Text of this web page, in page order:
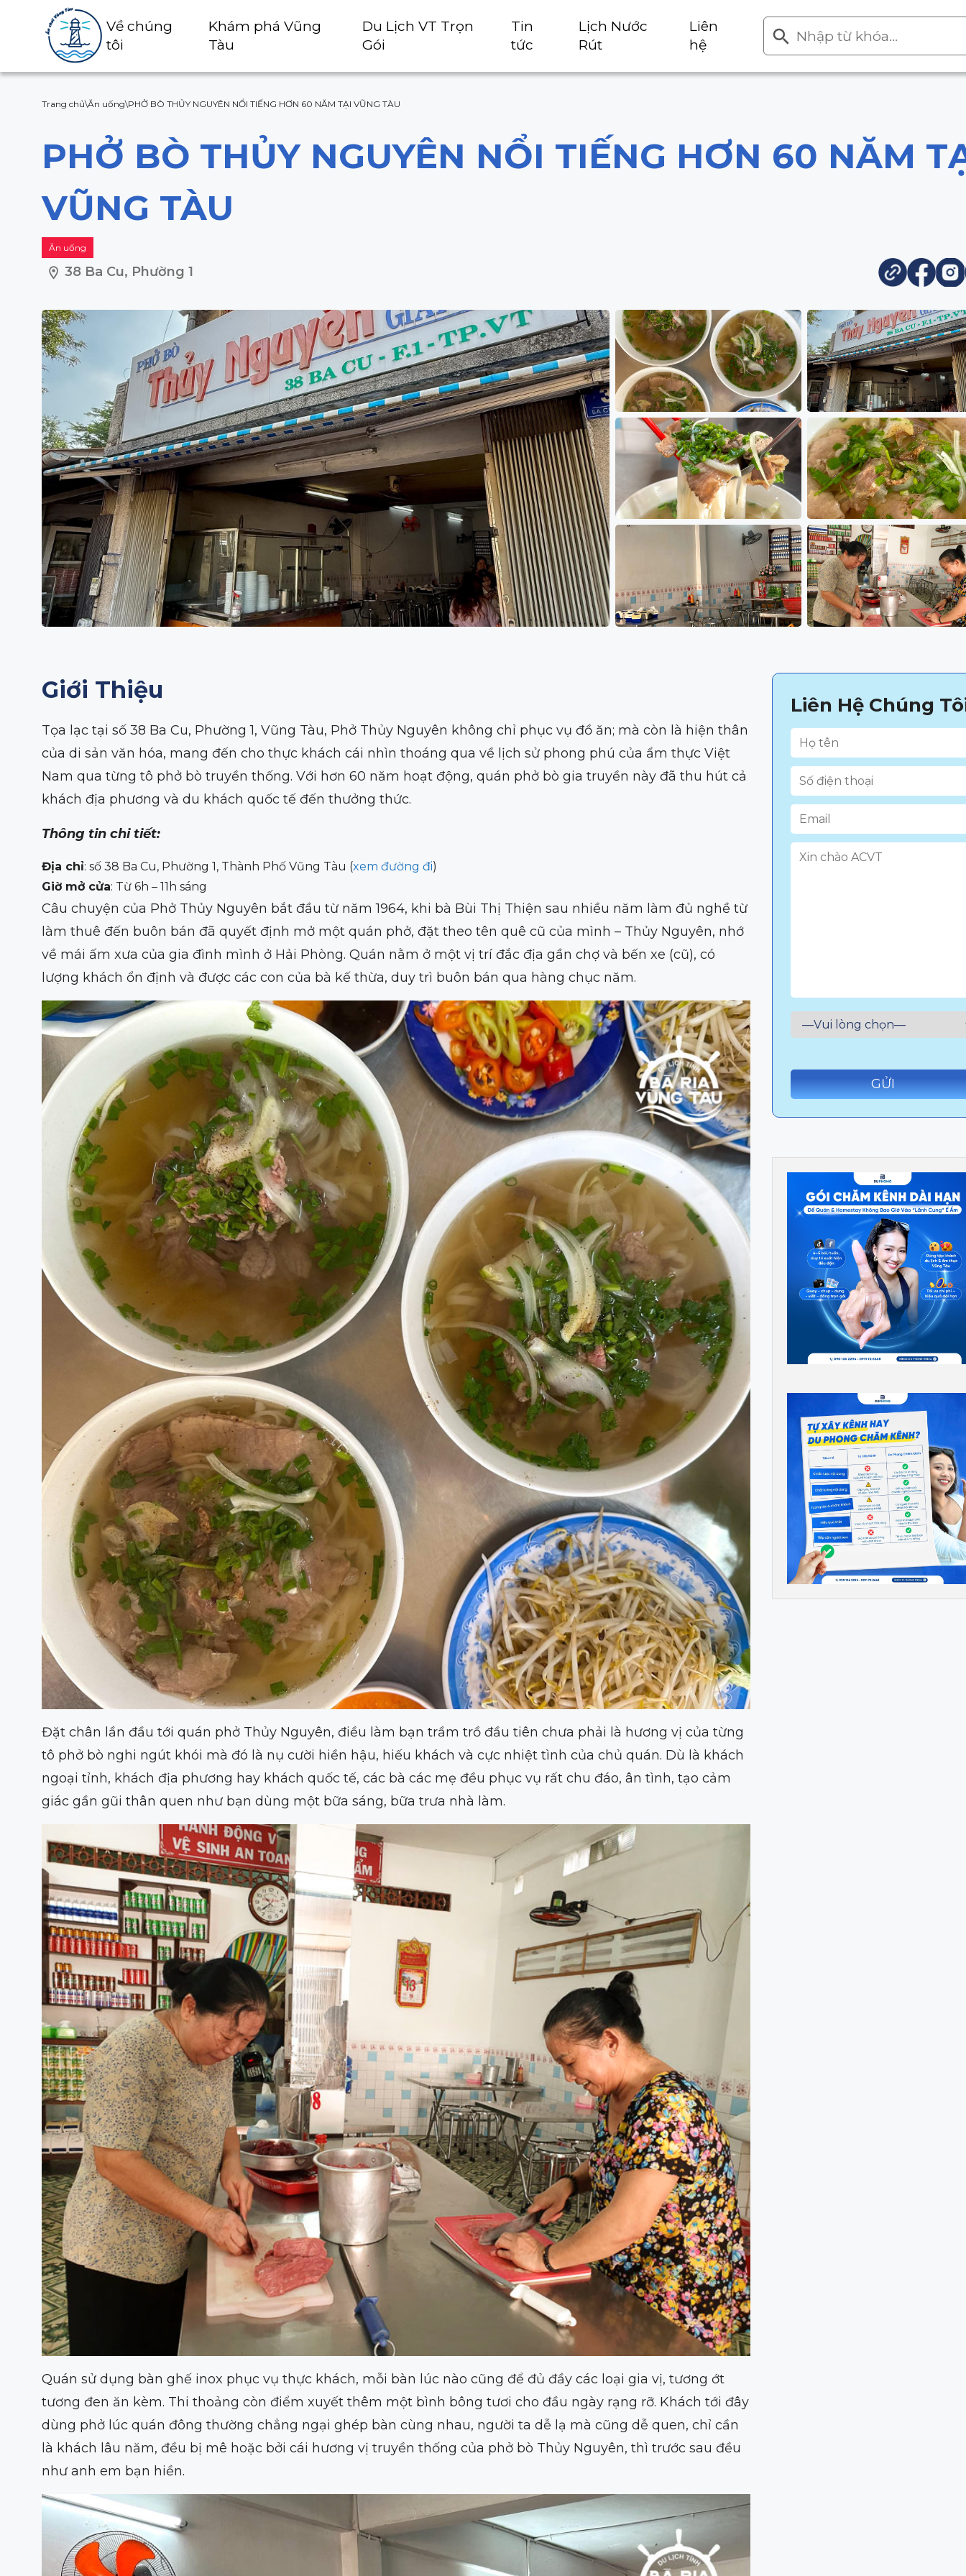
Về chúng
tôi
Khám phá Vũng
Tàu
Du Lịch VT Trọn
Gói
Tin
tức
Lịch Nước
Rút
Liên
hệ
Search
for:
Search Button
Trang chủ\Ăn uống\PHỞ BÒ THỦY NGUYÊN NỔI TIẾNG HƠN 60 NĂM TẠI VŨNG TÀU
PHỞ BÒ THỦY NGUYÊN NỔI TIẾNG HƠN 60 NĂM
VŨNG TÀU
Ăn uống
38 Ba Cu, Phường 1
Giới Thiệu
Tọa lạc tại số 38 Ba Cu, Phường 1, Vũng Tàu, Phở Thủy Nguyên không chỉ phục vụ đồ ăn; mà còn là hiện thân
của di sản văn hóa, mang đến cho thực khách cái nhìn thoáng qua về lịch sử phong phú của ẩm thực Việt
Nam qua từng tô phở bò truyền thống. Với hơn 60 năm hoạt động, quán phở bò gia truyền này đã thu hút cả
khách địa phương và du khách quốc tế đến thưởng thức.
Thông tin chi tiết:
Địa chỉ: số 38 Ba Cu, Phường 1, Thành Phố Vũng Tàu (xem đường đi)
Giờ mở cửa: Từ 6h – 11h sáng
Câu chuyện của Phở Thủy Nguyên bắt đầu từ năm 1964, khi bà Bùi Thị Thiện sau nhiều năm làm đủ nghề từ
làm thuê đến buôn bán đã quyết định mở một quán phở, đặt theo tên quê cũ của mình – Thủy Nguyên, nhớ
về mái ấm xưa của gia đình mình ở Hải Phòng. Quán nằm ở một vị trí đắc địa gần chợ và bến xe (cũ), có
lượng khách ổn định và được các con của bà kế thừa, duy trì buôn bán qua hàng chục năm.
Đặt chân lần đầu tới quán phở Thủy Nguyên, điều làm bạn trầm trồ đầu tiên chưa phải là hương vị của từng
tô phở bò nghi ngút khói mà đó là nụ cười hiền hậu, hiếu khách và cực nhiệt tình của chủ quán. Dù là khách
ngoại tỉnh, khách địa phương hay khách quốc tế, các bà các mẹ đều phục vụ rất chu đáo, ân tình, tạo cảm
giác gần gũi thân quen như bạn dùng một bữa sáng, bữa trưa nhà làm.
Quán sử dụng bàn ghế inox phục vụ thực khách, mỗi bàn lúc nào cũng để đủ đầy các loại gia vị, tương ớt
tương đen ăn kèm. Thi thoảng còn điểm xuyết thêm một bình bông tươi cho đầu ngày rạng rỡ. Khách tới đây
dùng phở lúc quán đông thường chẳng ngại ghép bàn cùng nhau, người ta dễ lạ mà cũng dễ quen, chỉ cần
là khách lâu năm, đều bị mê hoặc bởi cái hương vị truyền thống của phở bò Thủy Nguyên, thì trước sau đều
như anh em bạn hiền.
Liên Hệ Chúng